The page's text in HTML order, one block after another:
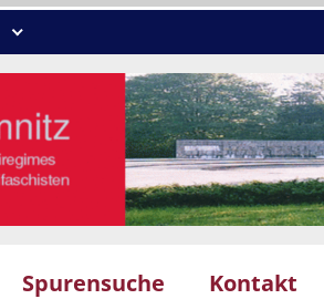
Spurensuche Kontakt